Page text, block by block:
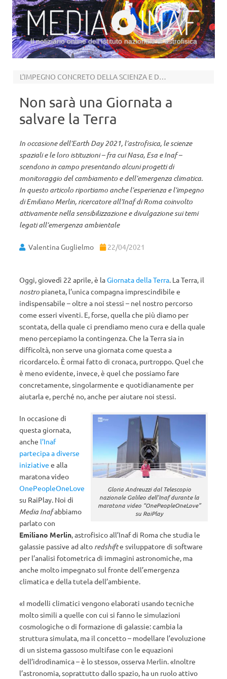
Il notiziario online dell’Istituto nazionale di astrofisica
L’IMPEGNO CONCRETO DELLA SCIENZA E DELL’ASTROFISICA
Non sarà una Giornata a
salvare la Terra
In occasione dell’Earth Day 2021, l’astrofisica, le scienze
spaziali e le loro istituzioni – fra cui Nasa, Esa e Inaf –
scendono in campo presentando alcuni progetti di
monitoraggio del cambiamento e dell’emergenza climatica.
In questo articolo riportiamo anche l’esperienza e l’impegno
di Emiliano Merlin, ricercatore all’Inaf di Roma coinvolto
attivamente nella sensibilizzazione e divulgazione sui temi
legati all’emergenza ambientale
Valentina Guglielmo 22/04/2021
Oggi, giovedì 22 aprile, è laGiornata della Terra. La Terra, il
nostro pianeta, l’unica compagna imprescindibile e
indispensabile – oltre a noi stessi – nel nostro percorso
come esseri viventi. E, forse, quella che più diamo per
scontata, della quale ci prendiamo meno cura e della quale
meno percepiamo la contingenza. Che la Terra sia in
difficoltà, non serve una giornata come questa a
ricordarcelo. È ormai fatto di cronaca, purtroppo. Quel che
è meno evidente, invece, è quel che possiamo fare
concretamente, singolarmente e quotidianamente per
aiutarla e, perché no, anche per aiutare noi stessi.
Gloria Andreuzzi dal Telescopio
nazionale Galileo dell’Inaf durante la
maratona video “OnePeopleOneLove”
su RaiPlay
In occasione di
questa giornata,
anche l’Inaf
partecipa a diverse
iniziative e alla
maratona video
OnePeopleOneLove
su RaiPlay. Noi di
Media Inafabbiamo
parlato con
Emiliano Merlin, astrofisico all’Inaf di Roma che studia le
galassie passive ad alto redshifte sviluppatore di software
per l’analisi fotometrica di immagini astronomiche, ma
anche molto impegnato sul fronte dell’emergenza
climatica e della tutela dell’ambiente.
«I modelli climatici vengono elaborati usando tecniche
molto simili a quelle con cui si fanno le simulazioni
cosmologiche o di formazione di galassie: cambia la
struttura simulata, ma il concetto – modellare l’evoluzione
di un sistema gassoso multifase con le equazioni
dell’idrodinamica – è lo stesso», osserva Merlin. «Inoltre
l’astronomia, soprattutto dallo spazio, ha un ruolo attivo